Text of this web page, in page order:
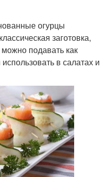
огурцы
заготовка,
подавать как
в салатах и